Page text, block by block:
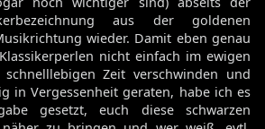
aus der goldenen
wieder. Damit eben genau
nicht einfach im ewigen
Zeit verschwinden und
in Vergessenheit geraten, habe ich es
gesetzt, euch diese schwarzen